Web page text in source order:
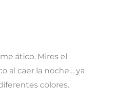
ático. Mires el
al caer la noche… ya
colores.